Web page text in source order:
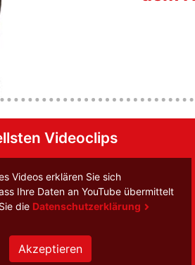
Videoclips
Videos erklären Sie sich
Ihre Daten an YouTube übermittelt
die Datenschutzerklärung